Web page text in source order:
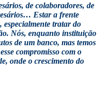
de colaboradores, de
Estar a frente
especialmente tratar do
Nós, enquanto instituição
de um banco, mas temos
compromisso com o
onde o crescimento do